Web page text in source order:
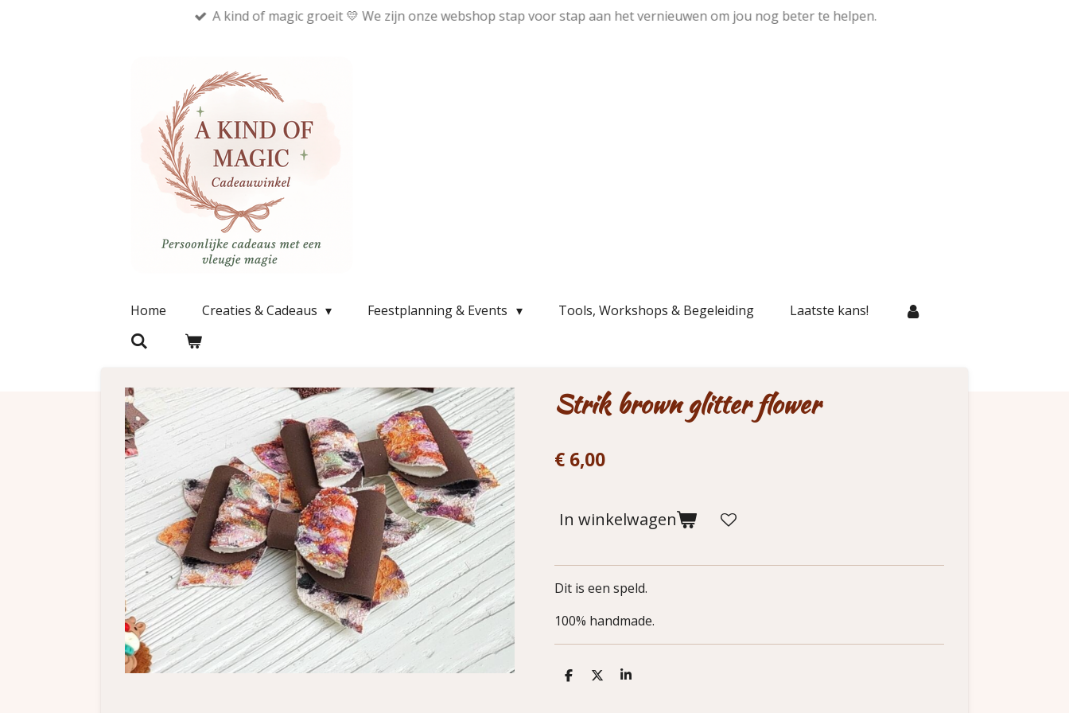
A kind of magic groeit 💛 We zijn onze webshop stap voor stap aan het vernieuwen om jou nog beter te helpen.
Home Creaties & Cadeaus Feestplanning & Events Tools, Workshops & Begeleiding Laatste kans!
Strik brown glitter flower
€ 6,00
In winkelwagen
Dit is een speld.
100% handmade.
D
D
S